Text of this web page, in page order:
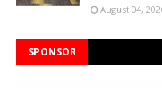
August 04,
SPONSOR